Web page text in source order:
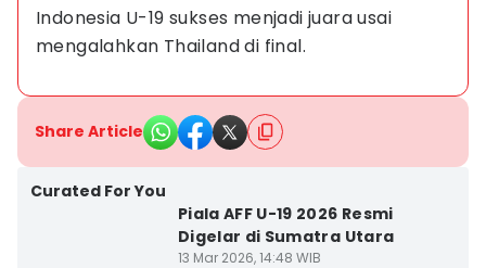
Indonesia U-19 sukses menjadi juara usai
mengalahkan Thailand di final.
Share Article
Curated For You
Piala AFF U-19 2026 Resmi
Digelar di Sumatra Utara
13 Mar 2026, 14:48 WIB